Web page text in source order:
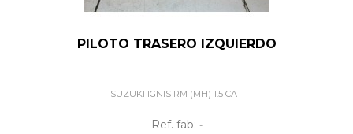
PILOTO TRASERO IZQUIERDO
SUZUKI IGNIS RM (MH) 1.5 CAT
Ref. fab: -